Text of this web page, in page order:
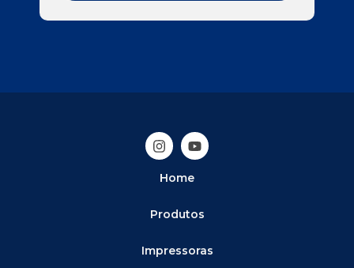
Home
Produtos
Impressoras